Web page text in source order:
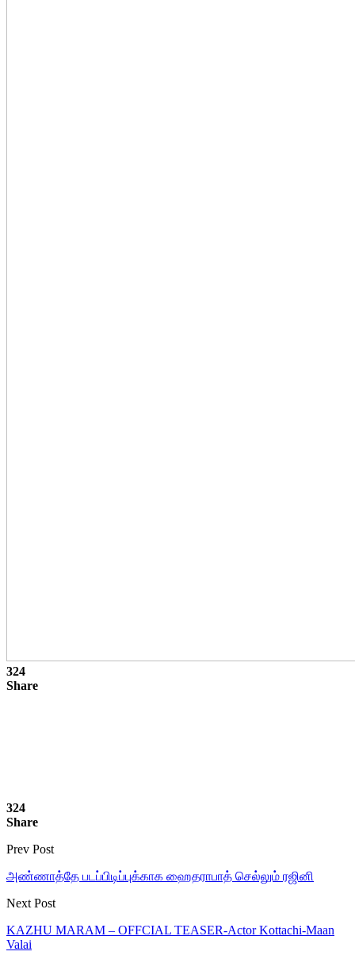
324
Share
324
Share
Prev Post
அண்ணாத்தே படப்பிடிப்புக்காக ஹைதராபாத் செல்லும் ரஜினி
Next Post
KAZHU MARAM – OFFCIAL TEASER-Actor Kottachi-Maan
Valai